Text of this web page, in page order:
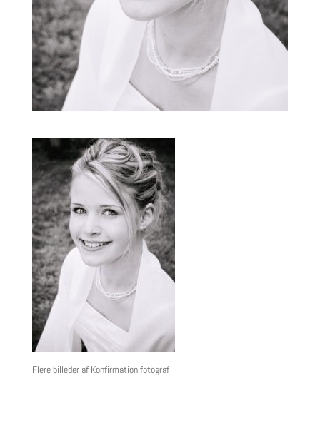
Flere billeder af Konfirmation fotograf